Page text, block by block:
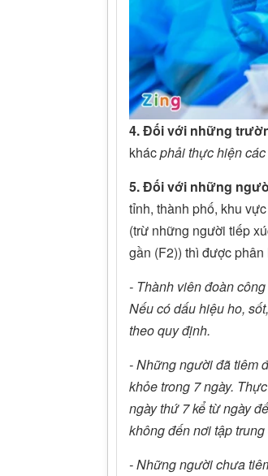
4. Đối với những
khácphải thực hiện
5. Đối với những
tỉnh, thành phố, khu
(trừ những người tiếp
gần (F2)) thì được
- Thành viên đoàn
Nếu có dấu hiệu ho,
theo quy định.
- Những người đã tiêm
khỏe trong 7 ngày.
ngày thứ 7 kể từ ngày
không đến nơi tập
- Những người chưa